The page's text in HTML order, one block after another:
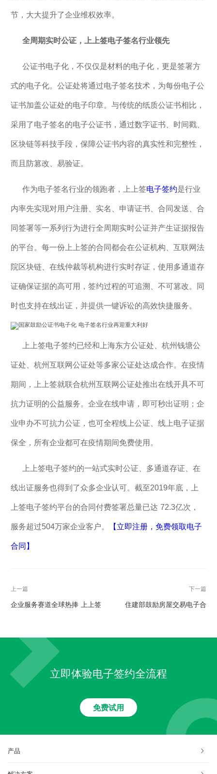
节，大大提升了企业维权效率。
全周期实时公证，上上签电子签名行业领先
公证书电子化，不仅仅是材料的电子化，更是签署方
式的电子化。公证处将通过电子签名技术，为每份电子公
证书加盖公证处的电子印章。与传统的纸质公证书相比，
采用了电子签名的电子公证书，通过数字证书、时间戳、
区块链等科技手段，保障公证书内容的真实性和完整性，
而且防篡改、易验证。
作为电子签名行业的领跑者，上上签电子签约是行业
内率先实现对用户注册、实名、申请证书、合同发送、合
同签署等一系列行为进行全周期实时公证并产生证据报告
的平台。每一份上上签的合同都会在公证机构、互联网法
院区块链、在线仲裁等机构进行实时存证，使用多通道存
证确保证据的高可用，签约过程的可追溯、不可篡改。同
时也支持在线出证，并提供一键诉讼的高效快捷服务。
上上签电子签约已经和上海东方公证处、杭州钱塘公
证处、杭州互联网公证处等多家公证处达成合作。在疫情
期间，上上签就联合杭州互联网公证处推出在线开具不可
抗力证明的公益服务。企业在线申请，即可秒出证明；企
业申办不可抗力公证，也可全程线上公证、线上电子证据
保全，所有企业都可在疫情期间免费使用。
上上签电子签约的一站式实时公证、多通道存证、在
线出证服务也得到了众多企业认可。截至2019年底，上
上签电子签约平台的合同付费签署总量已达 72.3亿次，
服务超过504万家企业客户。 【立即注册，免费领取电子
合同】
上一篇
企业服务赛道全球热捧 上上签
下一篇
住建部鼓励房屋交易电子合
立即体验电子签约全流程
免费试用
产品